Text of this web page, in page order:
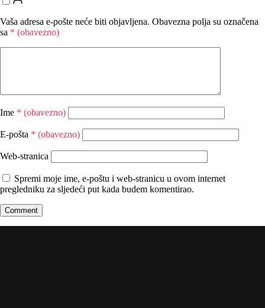
Vaša adresa e-pošte neće biti objavljena. Obavezna polja su označena
sa * (obavezno)
Ime * (obavezno)
E-pošta * (obavezno)
Web-stranica
Spremi moje ime, e-poštu i web-stranicu u ovom internet
pregledniku za sljedeći put kada budem komentirao.